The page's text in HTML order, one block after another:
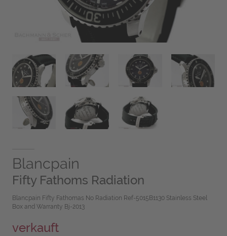
Blancpain
Fifty Fathoms Radiation
Blancpain Fifty Fathomas No Radiation Ref-5015B1130 Stainless Steel
Box and Warranty Bj-2013
verkauft